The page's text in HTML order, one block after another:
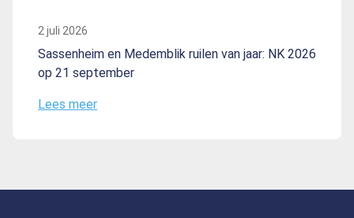
2 juli 2026
Sassenheim en Medemblik ruilen van jaar: NK 2026
op 21 september
Lees meer